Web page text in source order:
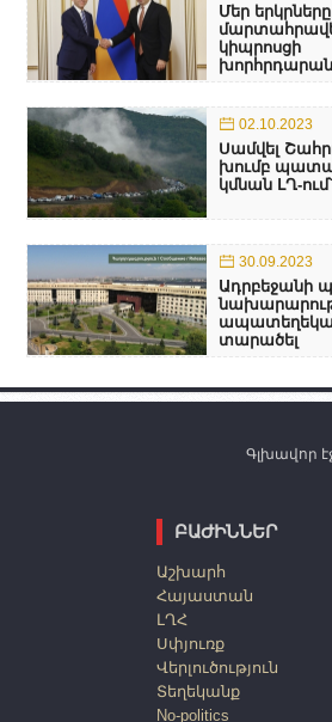
Մեր
կիպրոսցի
02.10.2023
Սամվել
խումբ
կմնան ԼՂ-
30.09.2023
Ադրբեջանի
տարածել
Գլխավոր
ԲԱԺԻՆՆԵՐ
Աշխարհ
Հայաստան
ԼՂՀ
Սփյուռք
Վերլուծություն
Տեղեկանք
No-politics